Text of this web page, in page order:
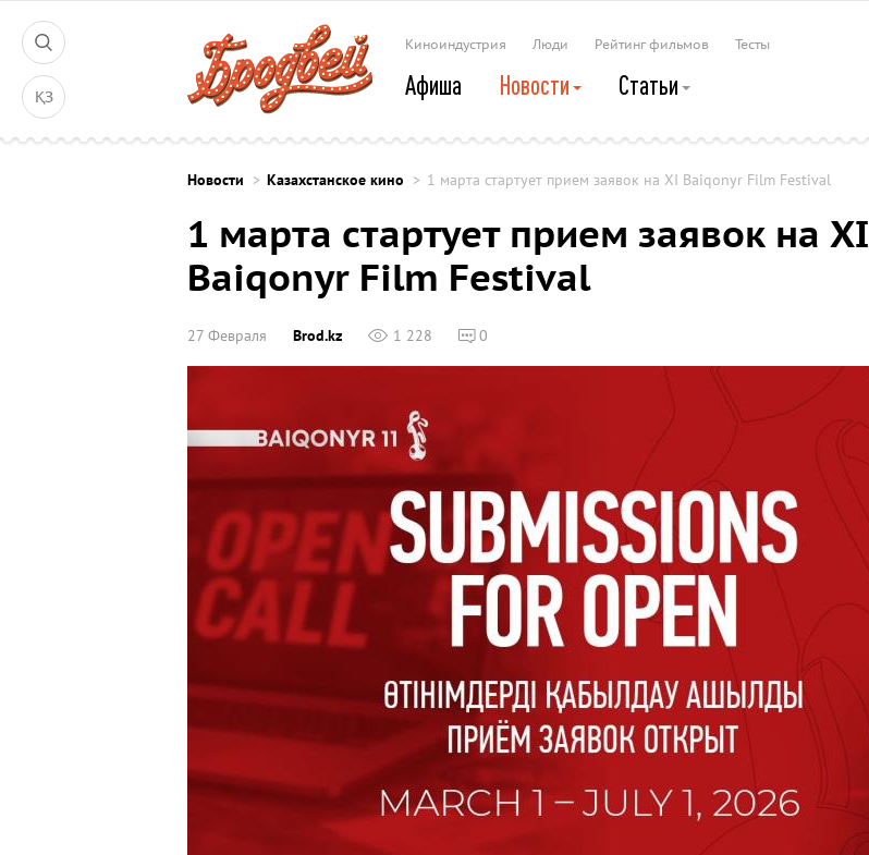
ҚЗ
Киноиндустрия Люди Рейтинг фильмов Тесты
Афиша Новости Статьи
Новости Казахстанское кино 1 марта стартует прием заявок на XI Baiqonyr Film Festival
1 марта стартует прием заявок на XI
Baiqonyr Film Festival
27 Февраля Brod.kz 1 228 0